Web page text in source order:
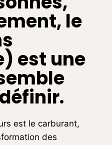
le
est une
est le carburant,
des